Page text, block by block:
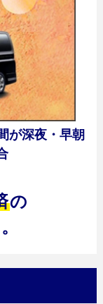
が深夜・早朝
の